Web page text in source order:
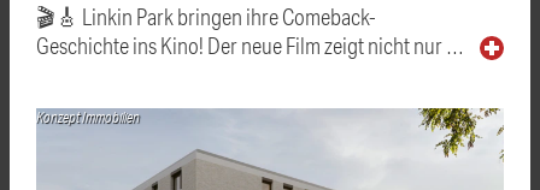
🎬🎸 Linkin Park bringen ihre Comeback-
Geschichte ins Kino! Der neue Film zeigt nicht nur …
Konzept Immobilien